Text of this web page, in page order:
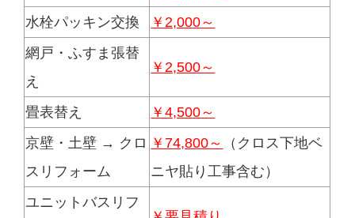
水栓パッキン交換
￥2,000～
網戸・ふすま張替
え
￥2,500～
畳表替え
￥4,500～
京壁・土壁 → クロ
スリフォーム
￥74,800～
（クロス下地ベ
ニヤ貼り工事含む）
ユニットバスリフ